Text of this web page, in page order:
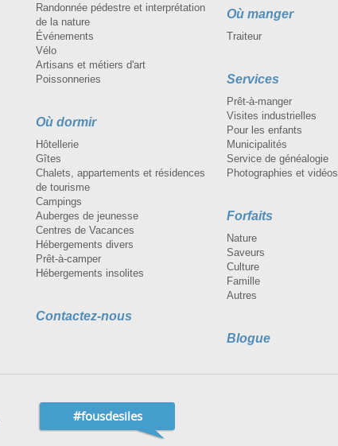
Randonnée pédestre et interprétation
de la nature
Événements
Vélo
Artisans et métiers d'art
Poissonneries
Où dormir
Hôtellerie
Gîtes
Chalets, appartements et résidences
de tourisme
Campings
Auberges de jeunesse
Centres de Vacances
Hébergements divers
Prêt-à-camper
Hébergements insolites
Contactez-nous
Où manger
Traiteur
Services
Prêt-à-manger
Visites industrielles
Pour les enfants
Municipalités
Service de généalogie
Photographies et vidéos
Forfaits
Nature
Saveurs
Culture
Famille
Autres
Blogue
#fousdesiles